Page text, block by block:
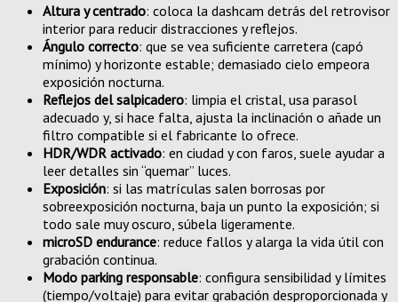
Altura y centrado: coloca la dashcam detrás del retrovisor
interior para reducir distracciones y reflejos.
Ángulo correcto: que se vea suficiente carretera (capó
mínimo) y horizonte estable; demasiado cielo empeora
exposición nocturna.
Reflejos del salpicadero: limpia el cristal, usa parasol
adecuado y, si hace falta, ajusta la inclinación o añade un
filtro compatible si el fabricante lo ofrece.
HDR/WDR activado: en ciudad y con faros, suele ayudar a
leer detalles sin “quemar” luces.
Exposición: si las matrículas salen borrosas por
sobreexposición nocturna, baja un punto la exposición; si
todo sale muy oscuro, súbela ligeramente.
microSD endurance: reduce fallos y alarga la vida útil con
grabación continua.
Modo parking responsable: configura sensibilidad y límites
(tiempo/voltaje) para evitar grabación desproporcionada y